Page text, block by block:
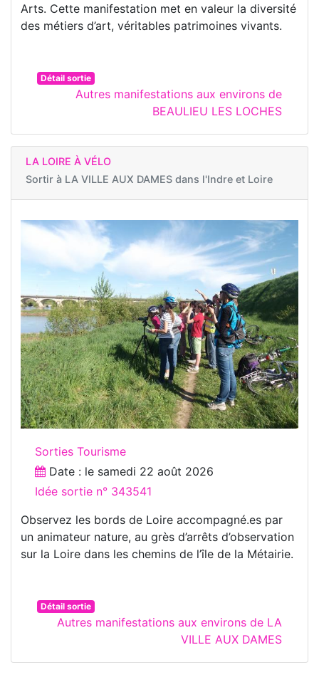
Arts. Cette manifestation met en valeur la diversité
des métiers d’art, véritables patrimoines vivants.
Détail sortie
Autres manifestations aux environs de
BEAULIEU LES LOCHES
LA LOIRE À VÉLO
Sortir à LA VILLE AUX DAMES dans l'Indre et Loire
Sorties Tourisme
Date : le samedi 22 août 2026
Idée sortie n° 343541
Observez les bords de Loire accompagné.es par
un animateur nature, au grès d’arrêts d’observation
sur la Loire dans les chemins de l’île de la Métairie.
Détail sortie
Autres manifestations aux environs de LA
VILLE AUX DAMES